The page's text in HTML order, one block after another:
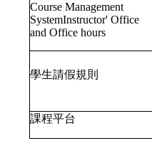
Course Management
SystemInstructor' Office
and Office hours
學生請假規則
課程平台